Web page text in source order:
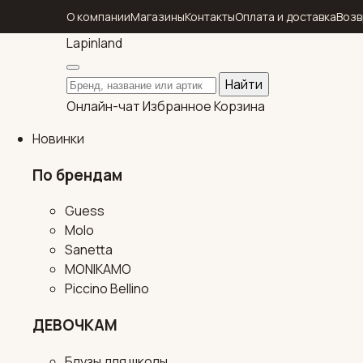
О компанииМагазиныКонтактыОплата и доставка
Lapinland
Поиск по каталогу
Найти
Онлайн-чатИзбранноеКорзина
Новинки
По брендам
Guess
Molo
Sanetta
MONIKAMO
Piccino Bellino
ДЕВОЧКАМ